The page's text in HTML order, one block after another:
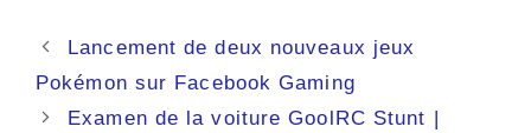
Navigation
des
Lancement de deux nouveaux jeux
Pokémon sur Facebook Gaming
Examen de la voiture GoolRC Stunt |